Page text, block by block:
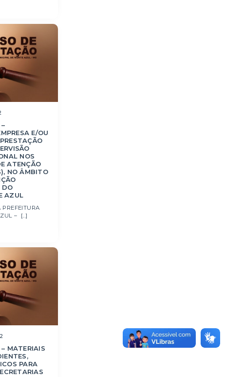
E/OU
NOS
ATENÇÃO
NO ÂMBITO
DO
AZUL
– [...]
MATERIAIS
PARA